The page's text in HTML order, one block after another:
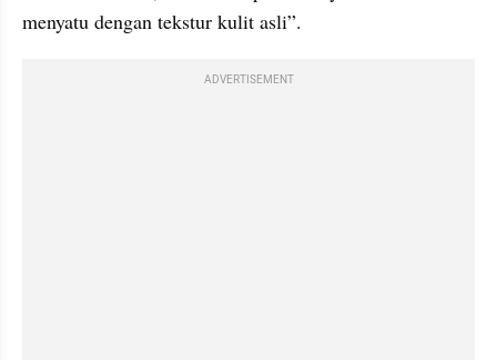
menyatu dengan tekstur kulit asli”.
ADVERTISEMENT